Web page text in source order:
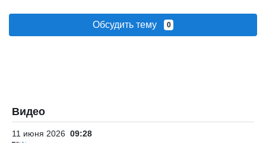
Обсудить тему 0
Видео
11 июня 2026 09:28